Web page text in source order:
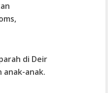
di Deir
anak-anak.